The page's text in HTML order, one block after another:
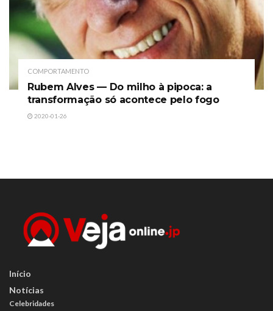
COMPORTAMENTO
Rubem Alves — Do milho à pipoca: a
transformação só acontece pelo fogo
2020-01-26
Início
Notícias
Celebridades